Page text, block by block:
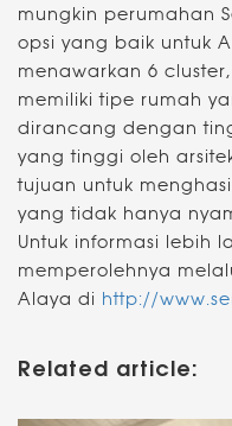
mungkin perumahan
opsi yang baik untuk
menawarkan 6
memiliki tipe rumah
dirancang dengan
yang tinggi oleh
tujuan untuk
yang tidak hanya
Untuk informasi lebih
memperolehnya
Alaya di http://
Related article: